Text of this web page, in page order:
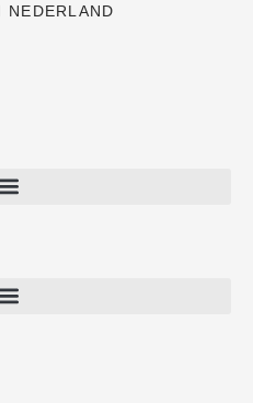
NEDERLAND